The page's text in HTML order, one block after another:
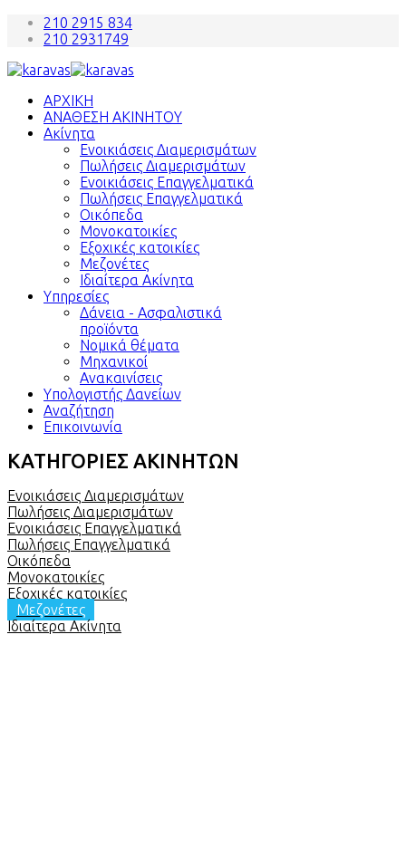
210 2915 834
210 2931749
ΑΡΧΙΚΗ
ΑΝΑΘΕΣΗ ΑΚΙΝΗΤΟΥ
Ακίνητα
Ενοικιάσεις Διαμερισμάτων
Πωλήσεις Διαμερισμάτων
Ενοικιάσεις Επαγγελματικά
Πωλήσεις Επαγγελματικά
Οικόπεδα
Μονοκατοικίες
Εξοχικές κατοικίες
Μεζονέτες
Ιδιαίτερα Ακίνητα
Υπηρεσίες
Δάνεια - Ασφαλιστικά
προϊόντα
Νομικά θέματα
Μηχανικοί
Ανακαινίσεις
Υπολογιστής Δανείων
Αναζήτηση
Επικοινωνία
ΚΑΤΗΓΟΡΙΕΣ ΑΚΙΝΗΤΩΝ
Ενοικιάσεις Διαμερισμάτων
Πωλήσεις Διαμερισμάτων
Ενοικιάσεις Επαγγελματικά
Πωλήσεις Επαγγελματικά
Οικόπεδα
Μονοκατοικίες
Εξοχικές κατοικίες
Μεζονέτες
Ιδιαίτερα Ακίνητα